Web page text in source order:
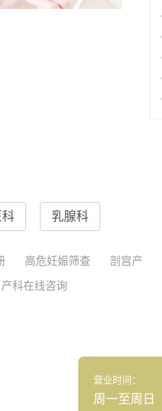
乳腺科
高危妊娠筛查 剖宫产
产科在线咨询
营业时间：
周一至周日